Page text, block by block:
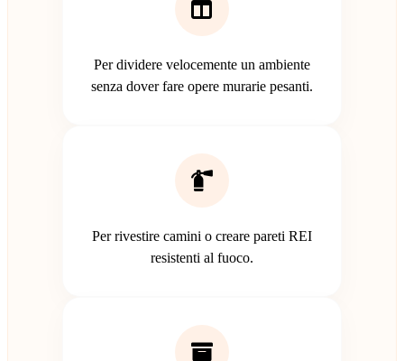
Per dividere velocemente un ambiente
senza dover fare opere murarie pesanti.
Per rivestire camini o creare pareti REI
resistenti al fuoco.